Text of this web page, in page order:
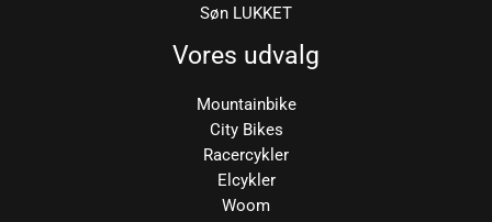
Søn LUKKET
Vores udvalg
Mountainbike
City Bikes
Racercykler
Elcykler
Woom